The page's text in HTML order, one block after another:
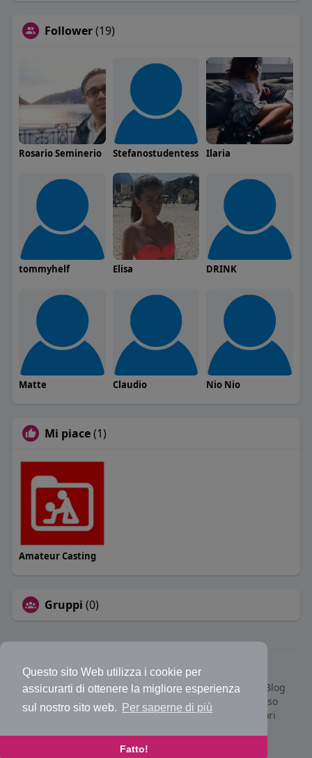
Questo sito Web utilizza i cookie per
assicurarti di ottenere la migliore esperienza
sul nostro sito web.
Per saperne di più
Fatto!
Follower(19)
Rosario Seminerio Stefanostudentess Ilaria
tommyhelf Elisa DRINK
Matte Claudio Nio Nio
Mi piace(1)
Amateur Casting
Gruppi (0)
© 2026 Bakeca Social
Home
Cos'è BakecaSocial Annunci Mercatino
Blog
Eventi
Contattaci Privacy Policy
Condizioni d'uso
Richiedi rimborso abbonamento PRO
Sviluppatori